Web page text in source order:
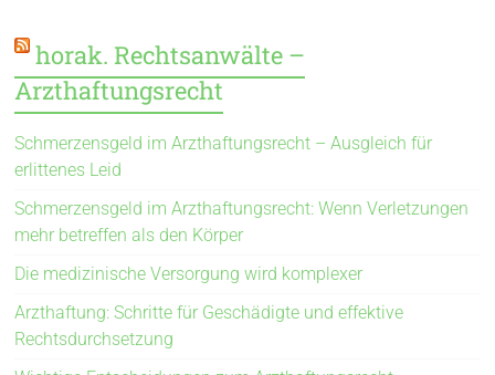
horak. Rechtsanwälte –
Arzthaftungsrecht
Schmerzensgeld im Arzthaftungsrecht – Ausgleich für
erlittenes Leid
Schmerzensgeld im Arzthaftungsrecht: Wenn Verletzungen
mehr betreffen als den Körper
Die medizinische Versorgung wird komplexer
Arzthaftung: Schritte für Geschädigte und effektive
Rechtsdurchsetzung